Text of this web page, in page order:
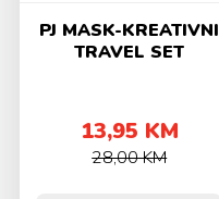
PJ MASK-KREATIVNI
TRAVEL SET
13,95 KM
28,00 KM